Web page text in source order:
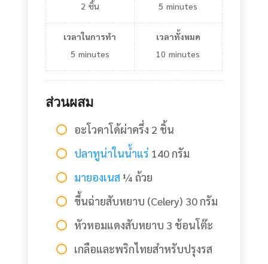
2 ชิ้น
5 minutes
เวลาในการทำ
5 minutes
เวลาทั้งหมด
10 minutes
ส่วนผสม
อะโวคาโด้ผ่าครึ่ง 2 ชิ้น
ปลาทูน่าในน้ำแร่ 140 กรัม
มายองเนส¼ ถ้วย
ขึ้นฉ่ายสับหยาบ (Celery) 30 กรัม
หัวหอมแดงสับหยาบ 3 ช้อนโต๊ะ
เกลือและพริกไทยสำหรับปรุงรส